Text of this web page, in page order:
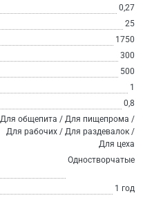
0,27
25
1750
300
500
1
0,8
Для общепита / Для пищепрома /
Для рабочих / Для раздевалок /
Для цеха
Одностворчатые
1 год